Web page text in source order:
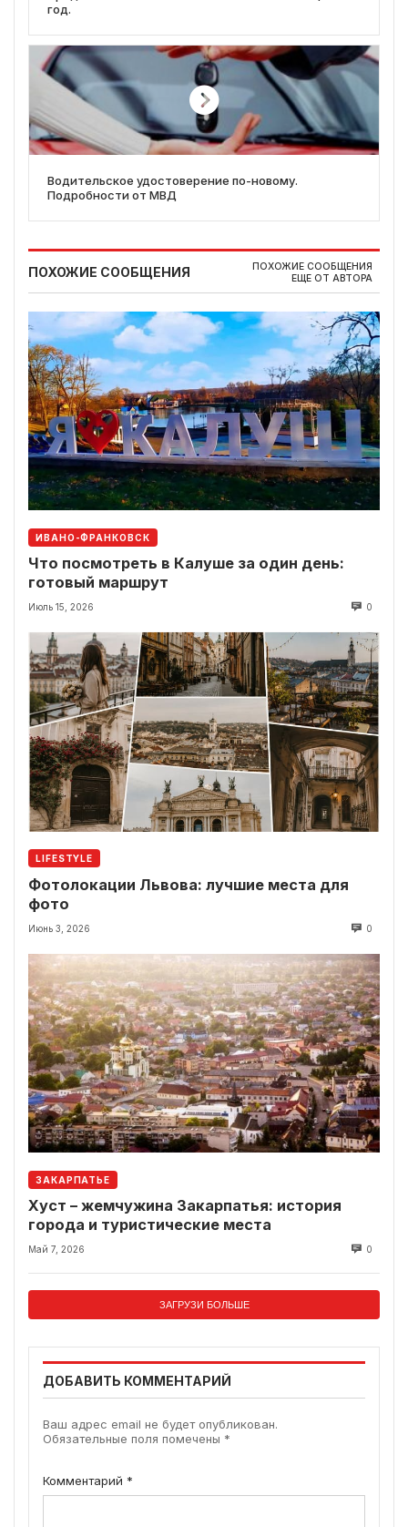
год.
Водительское удостоверение по-новому.
Подробности от МВД
ПОХОЖИЕ СООБЩЕНИЯ
ПОХОЖИЕ СООБЩЕНИЯ
ЕЩЕ ОТ АВТОРА
ИВАНО-ФРАНКОВСК
Что посмотреть в Калуше за один день:
готовый маршрут
Июль 15, 2026 0
LIFESTYLE
Фотолокации Львова: лучшие места для
фото
Июнь 3, 2026 0
ЗАКАРПАТЬЕ
Хуст – жемчужина Закарпатья: история
города и туристические места
Май 7, 2026 0
ЗАГРУЗИ БОЛЬШЕ
ДОБАВИТЬ КОММЕНТАРИЙ
Ваш адрес email не будет опубликован.
Обязательные поля помечены *
Комментарий *